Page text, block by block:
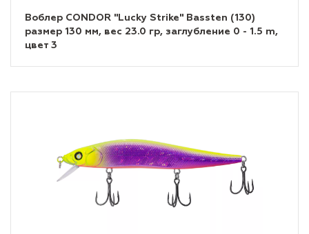
Воблер CONDOR "Lucky Strike" Bassten (130)
размер 130 мм, вес 23.0 гр, заглубление 0 - 1.5 m,
цвет 3